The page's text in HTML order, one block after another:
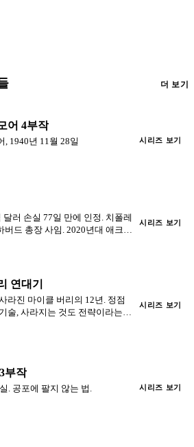
더 보기
어 4부작
, 1940년 11월 28일 시리즈 보기
달러 손실 77일 만에 인정. 치폴레
버드 총장 사임. 2020년대 애크먼
션이 아니라 트위터였다.
시리즈 보기
연대기
라진 마이클 버리의 12년. 정점
술, 사라지는 것도 전략이라는
시리즈 보기
부작
. 공포에 팔지 않는 법. 시리즈 보기